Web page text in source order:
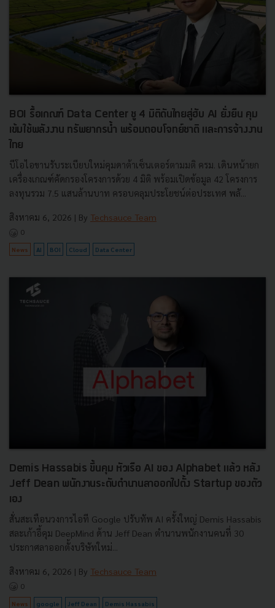
BOI รื้อเกณฑ์ Data Center ชู 4 มิติดันไทยสู่ฮับ AI ยั่งยืน คุม
เข้มใช้พลังงาน ทรัพยากรน้ำ พร้อมตอบโจทย์ชาติ และการจ้างงาน
ไทย
บีโอไอขานรับระเบียบใหม่คุมดาต้าเซ็นเตอร์ตามมติ ครม. เดินหน้ายก
เครื่องเกณฑ์คัดกรองโครงการด้วย 4 มิติ พร้อมเปิดข้อมูล 42 โครงการ
ลงทุนรวม 7.5 แสนล้านบาท ครอบคลุมประโยชน์ต่อประเทศ พลั...
สิงหาคม 6, 2026 | By Techsauce Team
0
News AI BOI Cloud Data Center
Demis Hassabis ขึ้นคุม หัวเรือ AI ของ Alphabet แล้ว หลัง
Jeff Dean พนักงานระดับตำนานลาออกไปตั้ง Startup ของตัว
เอง
สั่นสะเทือนวงการไอที Google ปรับทัพ AI ครั้งใหญ่ Demis Hassabis
สละเก้าอี้คุม DeepMind ด้าน Jeff Dean ตำนานพนักงานคนที่ 30
ประกาศลาออกตั้งบริษัทใหม่...
สิงหาคม 6, 2026 | By Techsauce Team
0
News google Jeff Dean Demis Hassabis